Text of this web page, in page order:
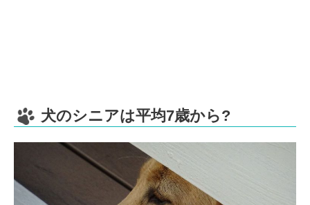
犬のシニアは平均7歳から?